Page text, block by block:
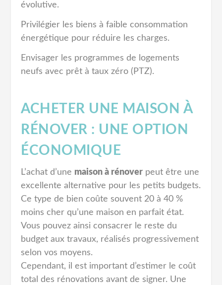
évolutive.
Privilégier les biens à faible consommation
énergétique pour réduire les charges.
Envisager les programmes de logements
neufs avec prêt à taux zéro (PTZ).
ACHETER UNE MAISON À
RÉNOVER : UNE OPTION
ÉCONOMIQUE
L’achat d’une maison à rénover peut être une
excellente alternative pour les petits budgets.
Ce type de bien coûte souvent 20 à 40 %
moins cher qu’une maison en parfait état.
Vous pouvez ainsi consacrer le reste du
budget aux travaux, réalisés progressivement
selon vos moyens.
Cependant, il est important d’estimer le coût
total des rénovations avant de signer. Une